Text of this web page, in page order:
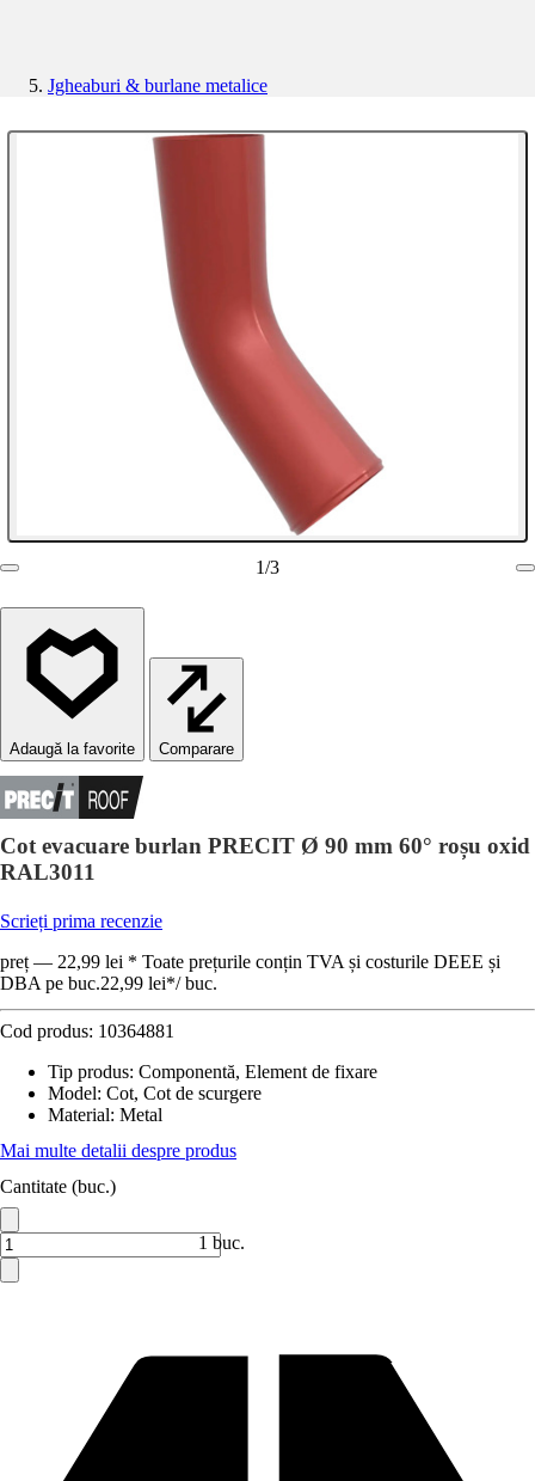
Jgheaburi & burlane metalice
1/3
Comparare
Cot evacuare burlan PRECIT Ø 90 mm 60° roșu oxid
RAL3011
Scrieți prima recenzie
preț — 22,99 lei * Toate prețurile conțin TVA și costurile DEEE și
DBA pe buc.22,99 lei*/ buc.
Cod produs: 10364881
Tip produs: Componentă, Element de fixare
Model: Cot, Cot de scurgere
Material: Metal
Mai multe detalii despre produs
Cantitate (buc.)
1 buc.